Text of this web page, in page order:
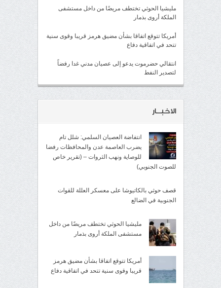
مليشيا الحوثي تختطف مريضًا من داخل مستشفى
الملكة أروى بذمار
أمريكا تتوقع اتفاقا بشأن مضيق هرمز قريبا وقوى سنية
تتحد في اتفاقية دفاع
انتقالي حضرموت يدعو إلى عصيان مدني غدا رفضاً
لتصدير النفط
الاخبــار
انتفاضة العصيان السلمي: شلل تام
يضرب العاصمة عدن والمحافظات رفضا
للوصاية ونهب الثروات – (تقرير خاص
للصوت الجنوبي)
قصف حوثي بالكاتيوشا على معسكر العللة للقوات
الجنوبية في الضالع
مليشيا الحوثي تختطف مريضًا من داخل
مستشفى الملكة أروى بذمار
أمريكا تتوقع اتفاقا بشأن مضيق هرمز
قريبا وقوى سنية تتحد في اتفاقية دفاع